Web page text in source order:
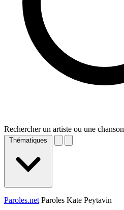
Rechercher un artiste ou une chanson
Thématiques
Paroles.net Paroles Kate Peytavin